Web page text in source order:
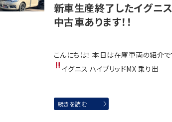
新車生産終了したイグニ
中古車あります！！
こんにちは！ 本日は在庫車両の紹介で
イグニス ハイブリッドMX 乗り出
続きを読む